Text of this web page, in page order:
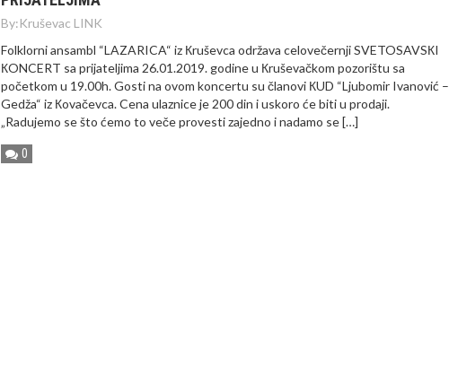
By:Kruševac LINK
Folklorni ansambl “LAZARICA“ iz Кruševca održava celovečernji SVETOSAVSКI
КONCERT sa prijateljima 26.01.2019. godine u Кruševačkom pozorištu sa
početkom u 19.00h. Gosti na ovom koncertu su članovi КUD “Ljubomir Ivanović –
Gedža“ iz Кovačevca. Cena ulaznice je 200 din i uskoro će biti u prodaji.
„Radujemo se što ćemo to veče provesti zajedno i nadamo se […]
0